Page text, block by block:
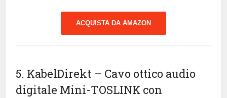
ACQUISTA DA AMAZON
5. KabelDirekt – Cavo ottico audio
digitale Mini-TOSLINK con